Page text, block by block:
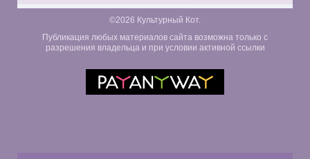
©2026 Культурный Кот.
Публикация любых материалов сайта возможна только с
разрешения владельца и при условии активной ссылки